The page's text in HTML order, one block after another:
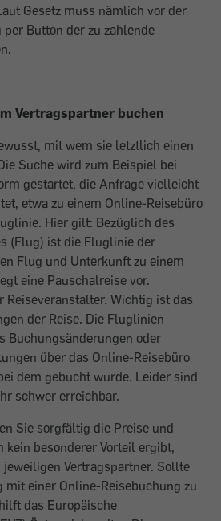
Gesetz muss nämlich vor der
Button der zu zahlende
Vertragspartner buchen
mit wem sie letztlich einen
Suche wird zum Beispiel bei
gestartet, die Anfrage vielleicht
etwa zu einem Online­-Reisebüro
Hier gilt: Bezüglich des
(Flug) ist die Fluglinie der
Flug und Unterkunft zu einem
eine Pauschalreise vor.
Reiseveranstalter. Wichtig ist das
der Reise. Die Fluglinien
Buchungsänderungen oder
über das Online-Reisebüro
dem gebucht wurde. Leider sind
schwer erreichbar.
Sie sorgfältig die Preise und
kein besonderer Vorteil ergibt,
Vertragspartner. Sollte
mit einer Online-Reisebuchung zu
das Europäische